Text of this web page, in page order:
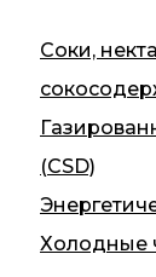
Соки,
(CSD)
Холодные